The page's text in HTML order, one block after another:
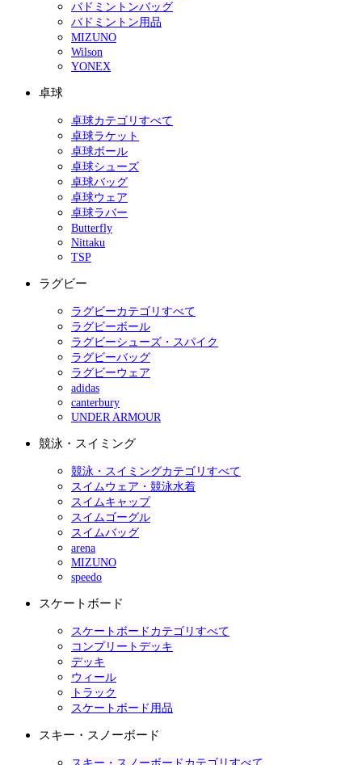
バドミントンバッグ
バドミントン用品
MIZUNO
Wilson
YONEX
卓球
卓球カテゴリすべて
卓球ラケット
卓球ボール
卓球シューズ
卓球バッグ
卓球ウェア
卓球ラバー
Butterfly
Nittaku
TSP
ラグビー
ラグビーカテゴリすべて
ラグビーボール
ラグビーシューズ・スパイク
ラグビーバッグ
ラグビーウェア
adidas
canterbury
UNDER ARMOUR
競泳・スイミング
競泳・スイミングカテゴリすべて
スイムウェア・競泳水着
スイムキャップ
スイムゴーグル
スイムバッグ
arena
MIZUNO
speedo
スケートボード
スケートボードカテゴリすべて
コンプリートデッキ
デッキ
ウィール
トラック
スケートボード用品
スキー・スノーボード